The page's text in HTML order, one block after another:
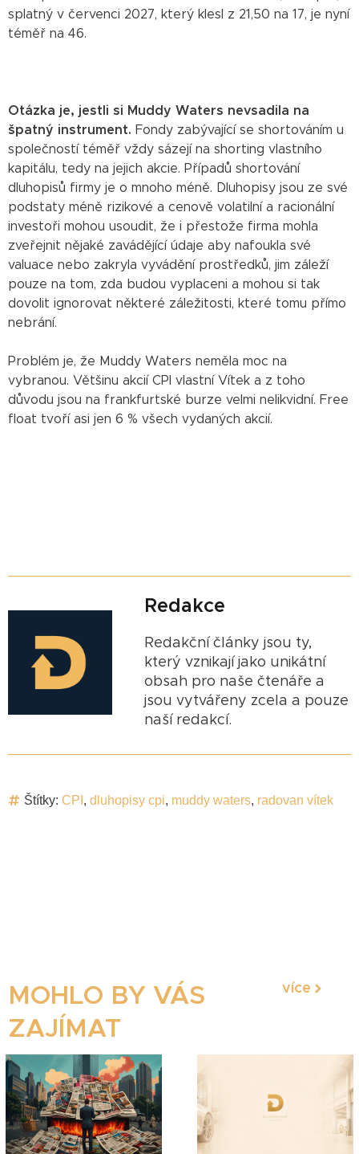
splatný v červenci 2027, který klesl z 21,50 na 17, je nyní
téměř na 46.
Otázka je, jestli si Muddy Waters nevsadila na
špatný instrument. Fondy zabývající se shortováním u
společností téměř vždy sázejí na shorting vlastního
kapitálu, tedy na jejich akcie. Případů shortování
dluhopisů firmy je o mnoho méně. Dluhopisy jsou ze své
podstaty méně rizikové a cenově volatilní a racionální
investoři mohou usoudit, že i přestože firma mohla
zveřejnit nějaké zavádějící údaje aby nafoukla své
valuace nebo zakryla vyvádění prostředků, jim záleží
pouze na tom, zda budou vyplaceni a mohou si tak
dovolit ignorovat některé záležitosti, které tomu přímo
nebrání.
Problém je, že Muddy Waters neměla moc na
vybranou. Většinu akcií CPI vlastní Vítek a z toho
důvodu jsou na frankfurtské burze velmi nelikvidní. Free
float tvoří asi jen 6 % všech vydaných akcií.
Redakce
Redakční články jsou ty,
který vznikají jako unikátní
obsah pro naše čtenáře a
jsou vytvářeny zcela a pouze
naší redakcí.
Štítky: CPI , dluhopisy cpi, muddy waters, radovan vítek
MOHLO BY VÁS
ZAJÍMAT
více